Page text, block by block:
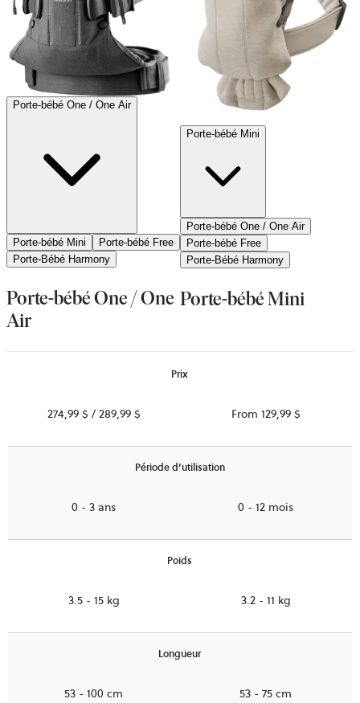
Porte-bébé One / One Air
Porte-bébé Mini
Porte-bébé Free
Porte-Bébé Harmony
Porte-bébé One / One
Air
Porte-bébé Mini
Porte-bébé One / One Air
Porte-bébé Free
Porte-Bébé Harmony
Porte-bébé Mini
Prix
274,99 $ / 289,99 $ From 129,99 $
Période d’utilisation
0 - 3 ans 0 - 12 mois
Poids
3.5 - 15 kg 3.2 - 11 kg
Longueur
53 - 100 cm 53 - 75 cm